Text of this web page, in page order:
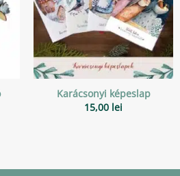
Karácsonyi képeslap
15,00 lei